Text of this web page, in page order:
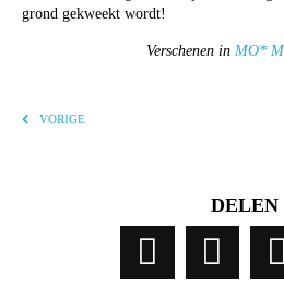
grond gekweekt wordt!
Verschenen in MO*
VORIGE
DELEN